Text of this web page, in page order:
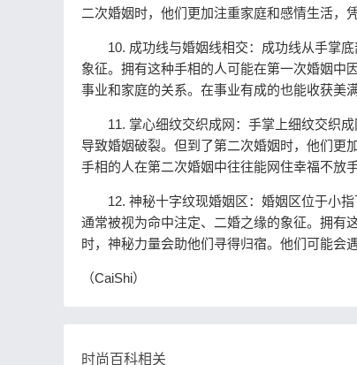
二次婚姻时，他们更加注重家庭和感情生活，
10. 成功线与婚姻线相交：成功线从手掌底
象征。拥有这种手相的人可能在第一次婚姻中
事业和家庭的关系。在事业有成的也能收获美
11. 掌心细纹交织成网：手掌上细纹交织成
导致婚姻破裂。但到了第二次婚姻时，他们更
手相的人在第二次婚姻中往往能网住幸福不放手
12. 神秘十字纹现婚姻区：婚姻区位于小指
通常被视为命中注定、二婚之缘的象征。拥有
时，神秘力量会助他们寻得归宿。他们可能会
（CaiShi）
时尚百科相关